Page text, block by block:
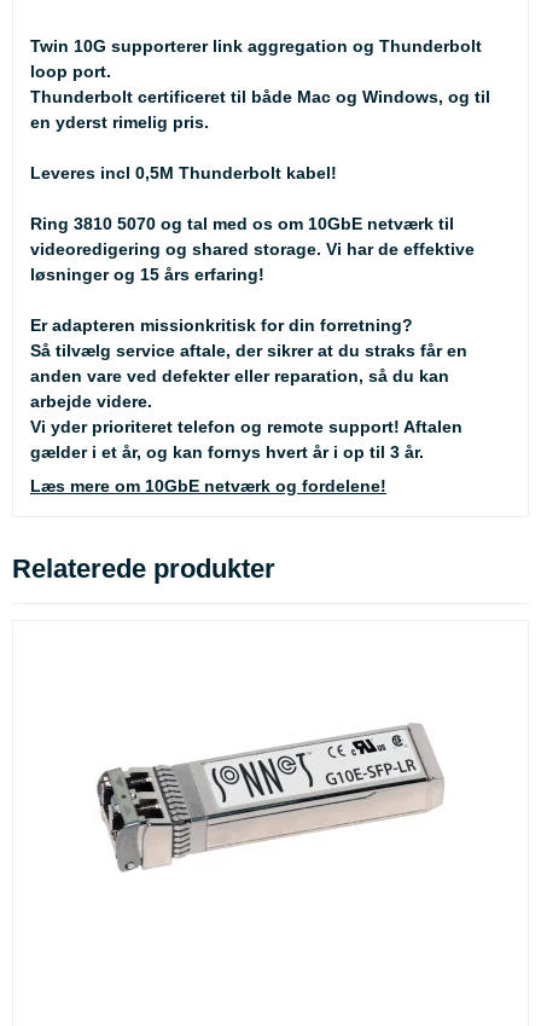
Twin 10G supporterer link aggregation og Thunderbolt
loop port.
Thunderbolt certificeret til både Mac og Windows, og til
en yderst rimelig pris.
Leveres incl 0,5M Thunderbolt kabel!
Ring 3810 5070 og tal med os om 10GbE netværk til
videoredigering og shared storage. Vi har de effektive
løsninger og 15 års erfaring!
Er adapteren missionkritisk for din forretning?
Så tilvælg service aftale, der sikrer at du straks får en
anden vare ved defekter eller reparation, så du kan
arbejde videre.
Vi yder prioriteret telefon og remote support! Aftalen
gælder i et år, og kan fornys hvert år i op til 3 år.
Læs mere om 10GbE netværk og fordelene!
Relaterede produkter